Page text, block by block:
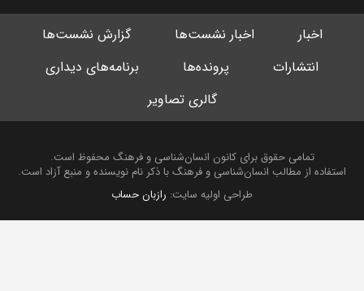
اخبار اخبار نشست‌ها
گزارش نشست‌ها
انتشارات
پرونده‌ها
برنامه‌های دیداری
گالری تصاویر
تمامی حقوق برای کانون انسان‌شناسی و فرهنگ محفوظ است.
استفاده از مطالب انسان‌شناسی و فرهنگ با ذکر نام نویسنده و منبع آزاد است.
طراحی اولیه سایت:رازبان حساب